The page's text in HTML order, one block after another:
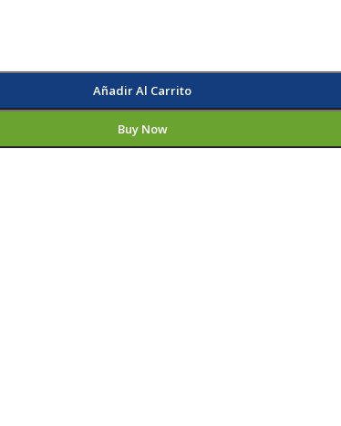
Añadir Al Carrito
Buy Now